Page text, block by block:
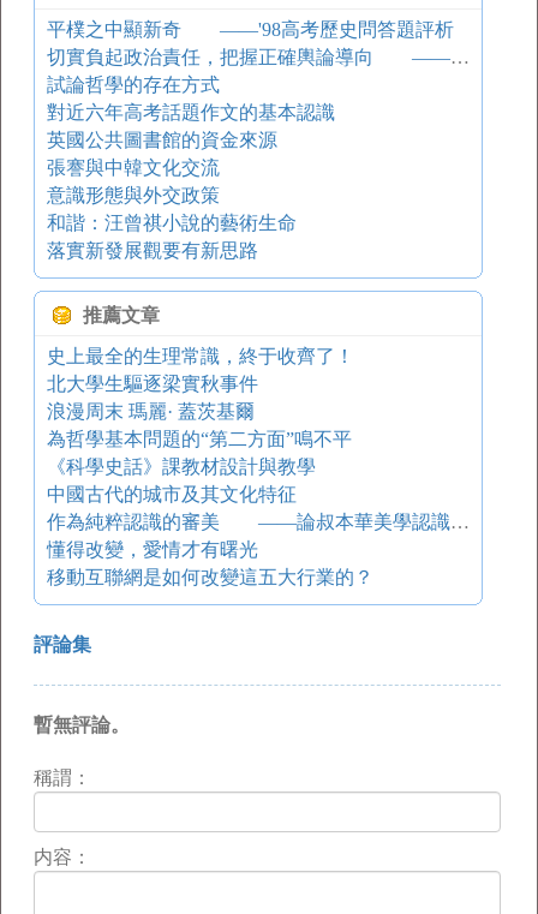
平樸之中顯新奇 ——'98高考歷史問答題評析
切實負起政治責任，把握正確輿論導向 ——中宣部負責人對本報記者發表談話
試論哲學的存在方式
對近六年高考話題作文的基本認識
英國公共圖書館的資金來源
張謇與中韓文化交流
意識形態與外交政策
和諧：汪曾祺小說的藝術生命
落實新發展觀要有新思路
推薦文章
史上最全的生理常識，終于收齊了！
北大學生驅逐梁實秋事件
浪漫周末 瑪麗· 蓋茨基爾
為哲學基本問題的“第二方面”鳴不平
《科學史話》課教材設計與教學
中國古代的城市及其文化特征
作為純粹認識的審美 ——論叔本華美學認識論的幾個問題
懂得改變，愛情才有曙光
移動互聯網是如何改變這五大行業的？
評論集
暫無評論。
稱謂：
内容：